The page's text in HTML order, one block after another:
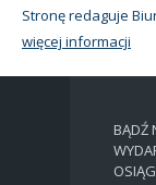
Stronę redaguje
więcej informacji
BĄDŹ